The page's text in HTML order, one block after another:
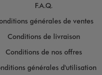
F.A.Q.
générales de ventes
Conditions de livraison
Conditions de nos offres
générales d'utilisation